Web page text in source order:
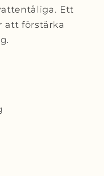
Ett
att förstärka